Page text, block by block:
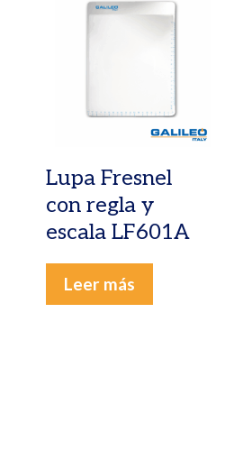
Lupa Fresnel
con regla y
escala LF601A
Leer más